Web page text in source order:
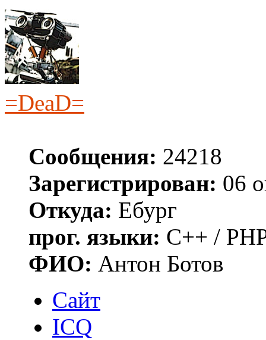
=DeaD=
Сообщения: 24218
Зарегистрирован: 06
Откуда: Ебург
прог. языки: C++ /
ФИО: Антон Ботов
Сайт
ICQ